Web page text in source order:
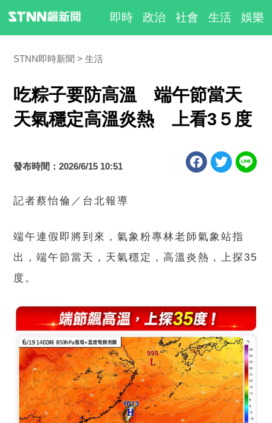
即時 政治 社會 生活 娛樂
STNN即時新聞 生活
吃粽子要防高溫 端午節當天
天氣穩定高溫炎熱 上看3５度
發布時間：2026/6/15 10:51
記者蔡怡倫／台北報導
端午連假即將到來，氣象粉專林老師氣象站指
出，端午節當天，天氣穩定，高溫炎熱，上探35
度。